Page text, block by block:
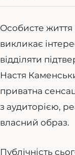
Особисте
викликає
відділяти
Настя
приватна
з аудиторією,
власний образ.
Публічність